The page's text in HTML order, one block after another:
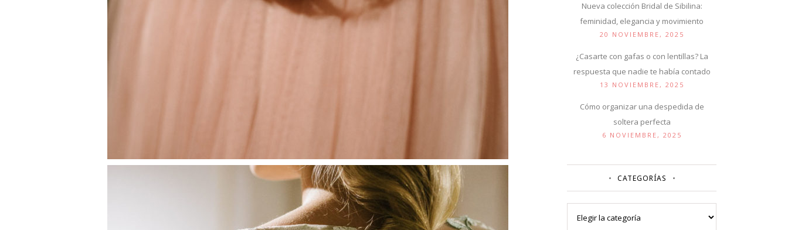
Nueva colección Bridal de Sibilina:
feminidad, elegancia y movimiento
20 NOVIEMBRE, 2025
¿Casarte con gafas o con lentillas? La
respuesta que nadie te había contado
13 NOVIEMBRE, 2025
Cómo organizar una despedida de
soltera perfecta
6 NOVIEMBRE, 2025
CATEGORÍAS